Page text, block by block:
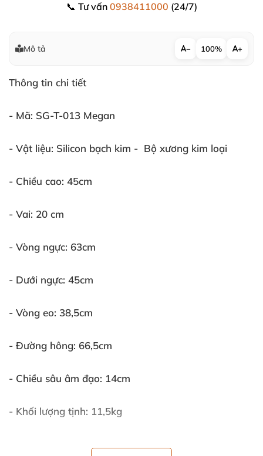
📞 Tư vấn 0938411000 (24/7)
Mô tả − 100% +
Thông tin chi tiết
- Mã: SG-T-013 Megan
- Vật liệu: Silicon bạch kim - Bộ xương kim loại
- Chiều cao: 45cm
- Vai: 20 cm
- Vòng ngực: 63cm
- Dưới ngực: 45cm
- Vòng eo: 38,5cm
- Đường hông: 66,5cm
- Chiều sâu âm đạo: 14cm
- Khối lượng tịnh: 11,5kg